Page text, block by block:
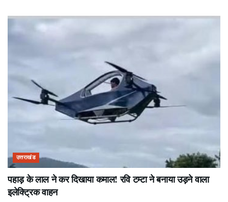
उत्तराखंड
पहाड़ के लाल ने कर दिखाया कमाल! रवि टम्टा ने बनाया उड़ने वाला
इलेक्ट्रिक वाहन